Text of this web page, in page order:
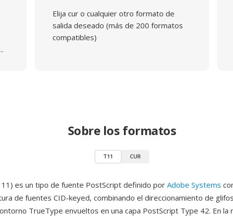
Elija cur o cualquier otro formato de
salida deseado (más de 200 formatos
compatibles)
Sobre los formatos
T11 CUR
es un tipo de fuente PostScript definido por Adobe Systems
de fuentes CID-keyed, combinando el direccionamiento de
TrueType envueltos en una capa PostScript Type 42. En la